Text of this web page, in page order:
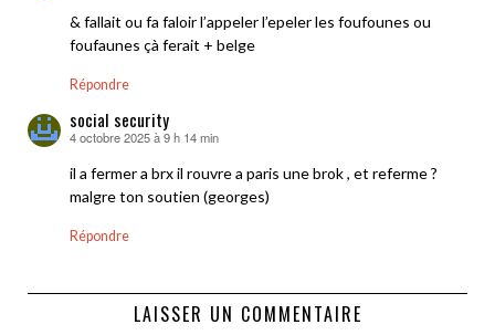
& fallait ou fa faloir l’appeler l’epeler les foufounes ou
foufaunes çà ferait + belge
Répondre
social security
dit :
4 octobre 2025 à 9 h 14 min
il a fermer a brx il rouvre a paris une brok , et referme ?
malgre ton soutien (georges)
Répondre
LAISSER UN COMMENTAIRE